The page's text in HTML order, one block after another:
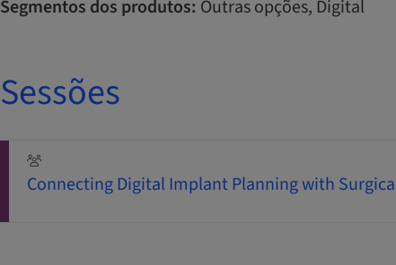
Segmentos dos produtos: Outras opções, Digital
Sessões
Connecting Digital Implant Planning with